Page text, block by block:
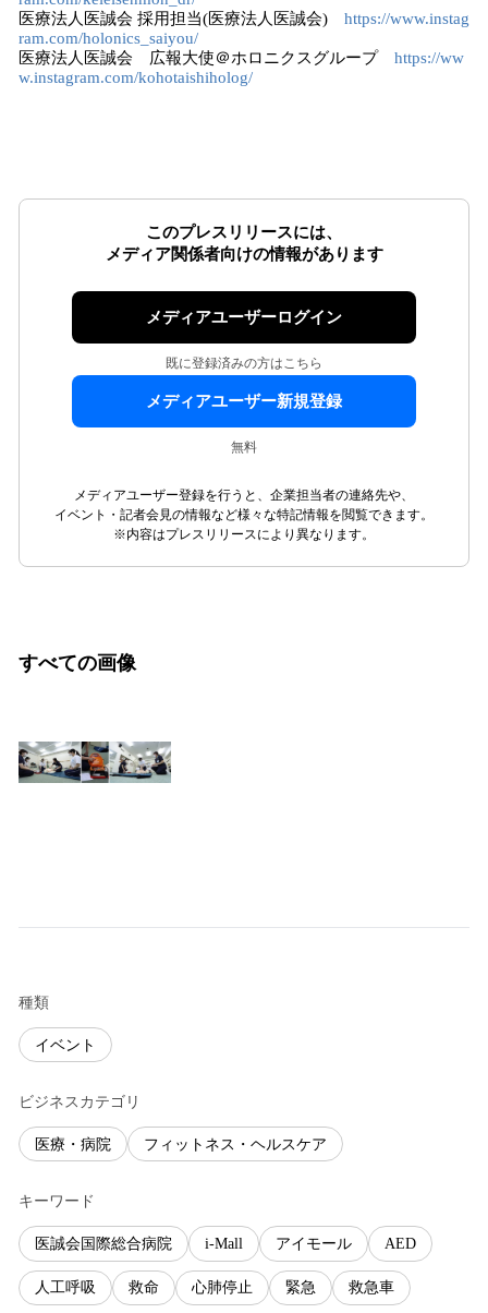
医療法人医誠会 採用担当(医療法人医誠会) https://www.instag
ram.com/holonics_saiyou/
医療法人医誠会 広報大使＠ホロニクスグループ https://ww
w.instagram.com/kohotaishiholog/
このプレスリリースには、
メディア関係者向けの情報があります
メディアユーザーログイン
既に登録済みの方はこちら
メディアユーザー新規登録
無料
メディアユーザー登録を行うと、企業担当者の連絡先や、
イベント・記者会見の情報など様々な特記情報を閲覧できます。
※内容はプレスリリースにより異なります。
すべての画像
種類
イベント
ビジネスカテゴリ
医療・病院 フィットネス・ヘルスケア
キーワード
医誠会国際総合病院 i-Mall アイモール AED
人工呼吸 救命 心肺停止 緊急 救急車